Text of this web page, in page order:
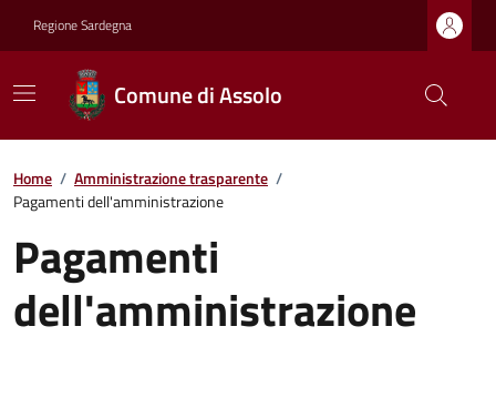
Regione Sardegna
Comune di Assolo
Home / Amministrazione trasparente /
Pagamenti dell'amministrazione
Pagamenti
dell'amministrazione